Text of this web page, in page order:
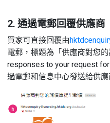
2. 通過電郵回覆供應商
買家可直接回覆由
電郵，標題為「供應商對您
responses to your request
過電郵和信息中心發送給供應